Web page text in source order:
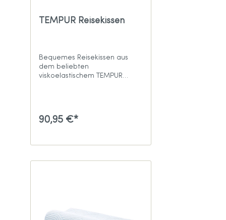
TEMPUR Reisekissen
Bequemes Reisekissen aus
dem beliebten
viskoelastischem TEMPUR
90,95 €*